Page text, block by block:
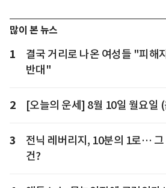
많이 본 뉴스
1
결국 거리로 나온 여성들 "피해
반대"
2 [오늘의 운세] 8월 10일 월요일
3
전닉 레버리지, 10분의 1로… 그
건?